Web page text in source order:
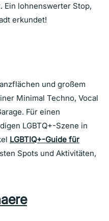
Ein lohnenswerter Stop,
erkundet!
und großem
Minimal Techno, Vocal
Für einen
LGBTQ+-Szene in
LGBTIQ+-Guide für
Spots und Aktivitäten,